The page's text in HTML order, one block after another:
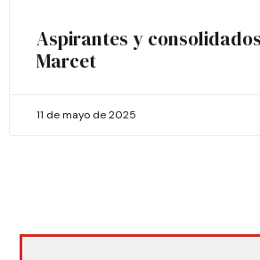
Aspirantes y
Marcet
11 de mayo de 2025